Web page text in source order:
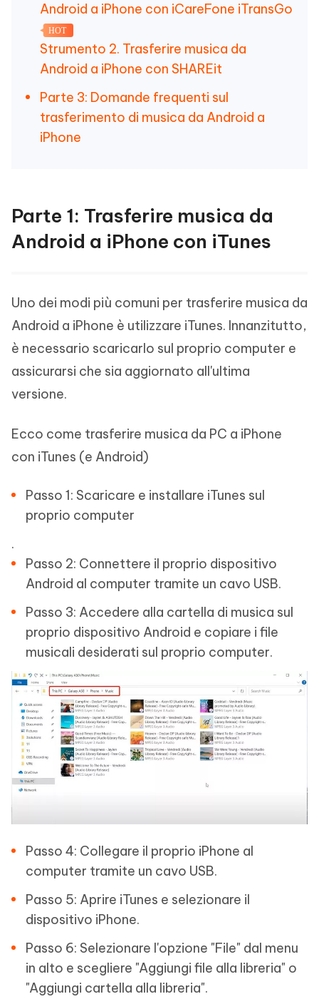
Android a iPhone con iCareFone iTransGo
HOT
Strumento 2. Trasferire musica da
Android a iPhone con SHAREit
Parte 3: Domande frequenti sul
trasferimento di musica da Android a
iPhone
Parte 1: Trasferire musica da
Android a iPhone con iTunes
Uno dei modi più comuni per trasferire musica da
Android a iPhone è utilizzare iTunes. Innanzitutto,
è necessario scaricarlo sul proprio computer e
assicurarsi che sia aggiornato all'ultima
versione.
Ecco come trasferire musica da PC a iPhone
con iTunes (e Android)
Passo 1: Scaricare e installare iTunes sul
proprio computer
.
Passo 2: Connettere il proprio dispositivo
Android al computer tramite un cavo USB.
Passo 3: Accedere alla cartella di musica sul
proprio dispositivo Android e copiare i file
musicali desiderati sul proprio computer.
Passo 4: Collegare il proprio iPhone al
computer tramite un cavo USB.
Passo 5: Aprire iTunes e selezionare il
dispositivo iPhone.
Passo 6: Selezionare l'opzione "File" dal menu
in alto e scegliere "Aggiungi file alla libreria" o
"Aggiungi cartella alla libreria".